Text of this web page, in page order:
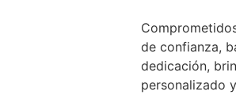
de confianza,
dedicación,
personalizado